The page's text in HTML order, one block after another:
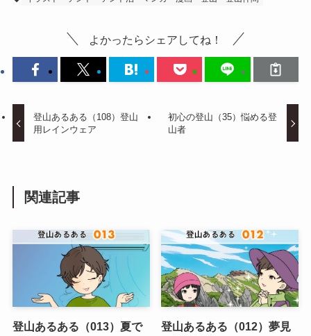
よかったらシェアしてね！
登山あるある（108）登山
用レインウェア
初心の登山（35）悩める登
山者
関連記事
登山あるある（013）夏で
登山あるある（012）夢見